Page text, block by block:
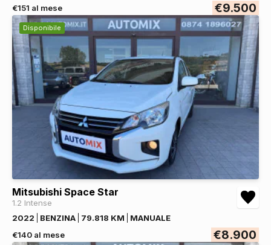
€151 al mese
€9.500
Disponibile
Mitsubishi Space Star
1.2 Intense
2022
BENZINA 79.818 KM
MANUALE
€140 al mese
€8.900